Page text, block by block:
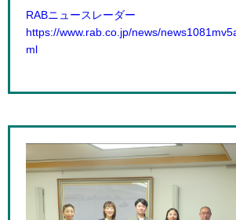
RABニュースレーダー
https://www.rab.co.jp/news/
ml